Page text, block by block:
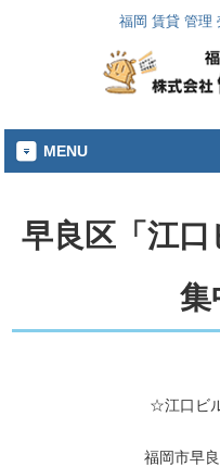
福岡 賃貸 管理
MENU
早良区「江
集
☆江口ビ
福岡市早